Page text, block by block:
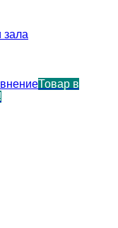
зала
Товар в